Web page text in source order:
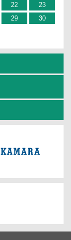
22
23
29
30